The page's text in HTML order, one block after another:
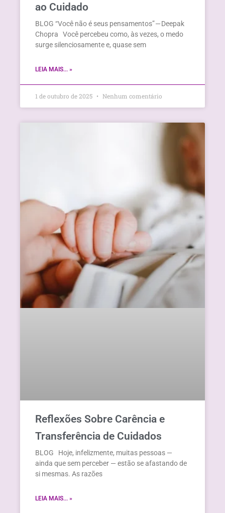
ao Cuidado
BLOG “Você não é seus pensamentos” — Deepak
Chopra Você percebeu como, às vezes, o medo
surge silenciosamente e, quase sem
LEIA MAIS... »
1 de outubro de 2025 Nenhum comentário
Reflexões Sobre Carência e
Transferência de Cuidados
BLOG Hoje, infelizmente, muitas pessoas —
ainda que sem perceber — estão se afastando de
si mesmas. As razões
LEIA MAIS... »